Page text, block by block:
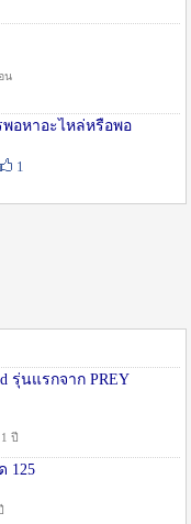
น
พอหาอะไหล่หรือพอ
1
รุ่นแรกจาก PREY
1 ปี
125